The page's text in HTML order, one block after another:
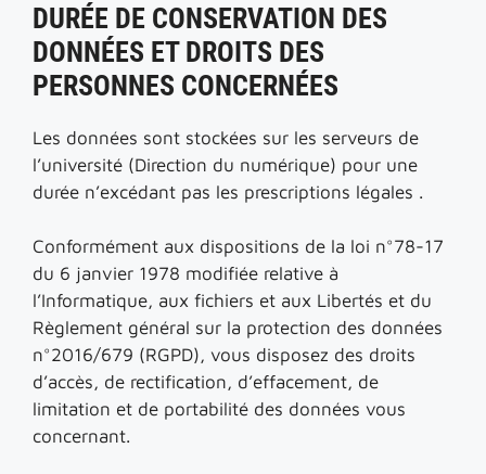
DURÉE DE CONSERVATION DES
DONNÉES ET DROITS DES
PERSONNES CONCERNÉES
Les données sont stockées sur les serveurs de
l’université (Direction du numérique) pour une
durée n’excédant pas les prescriptions légales .
Conformément aux dispositions de la loi n°78-17
du 6 janvier 1978 modifiée relative à
l’Informatique, aux fichiers et aux Libertés et du
Règlement général sur la protection des données
n°2016/679 (RGPD), vous disposez des droits
d’accès, de rectification, d’effacement, de
limitation et de portabilité des données vous
concernant.